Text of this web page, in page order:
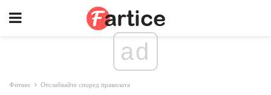
ad
Фитнес Отслабвайте според правилата